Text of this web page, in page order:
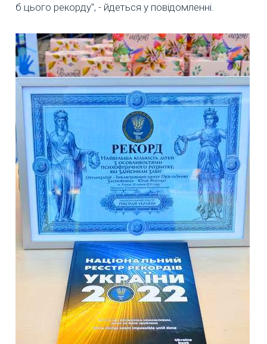
б цього рекорду", - йдеться у повідомленні.